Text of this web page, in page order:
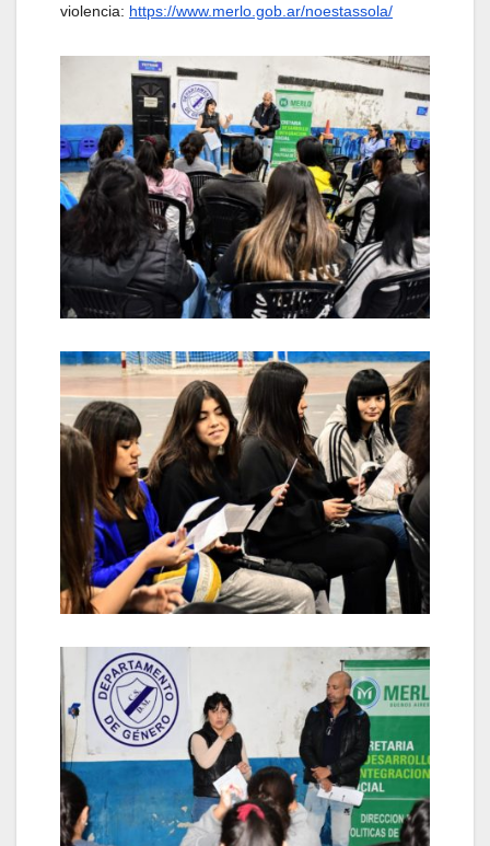
violencia: https://www.merlo.gob.ar/noestassola/